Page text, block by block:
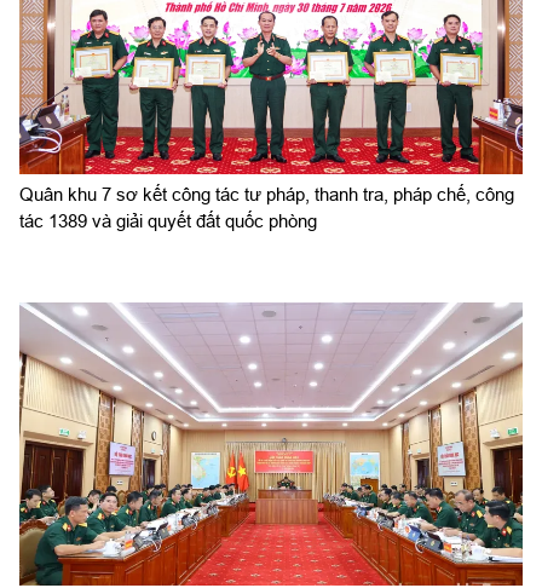
Quân khu 7 sơ kết công tác tư pháp, thanh tra, pháp chế, công
tác 1389 và giải quyết đất quốc phòng